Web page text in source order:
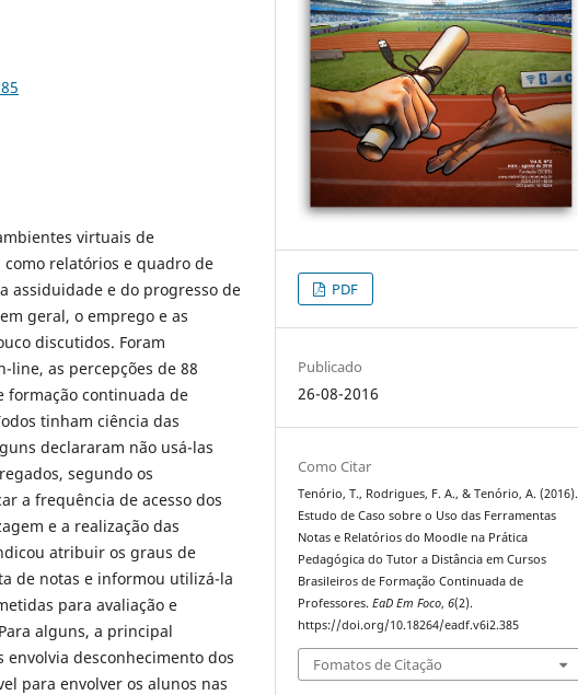
virtuais de
relatórios e quadro de
assiduidade e do progresso de
geral, o emprego e as
discutidos. Foram
line, as percepções de 88
formação continuada de
tinham ciência das
declararam não usá-las
segundo os
a frequência de acesso dos
e a realização das
atribuir os graus de
de notas e informou utilizá-la
para avaliação e
alguns, a principal
desconhecimento dos
para envolver os alunos nas
PDF
Publicado
26-08-2016
Como Citar
Tenório, T., Rodrigues, F. A., & Tenório, A. (2016).
Estudo de Caso sobre o Uso das Ferramentas
Notas e Relatórios do Moodle na Prática
Pedagógica do Tutor a Distância em Cursos
Brasileiros de Formação Continuada de
Professores.EaD Em Foco,6(2).
https://doi.org/10.18264/eadf.v6i2.385
Fomatos de Citação